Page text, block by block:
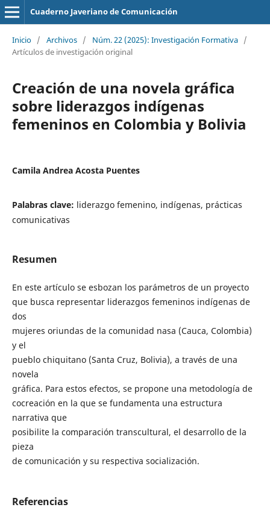
Cuaderno Javeriano de Comunicación
Inicio / Archivos / Núm. 22 (2025): Investigación Formativa /
Artículos de investigación original
Creación de una novela gráfica
sobre liderazgos indígenas
femeninos en Colombia y Bolivia
Camila Andrea Acosta Puentes
Palabras clave: liderazgo femenino, indígenas, prácticas
comunicativas
Resumen
En este artículo se esbozan los parámetros de un proyecto
que busca representar liderazgos femeninos indígenas de
dos
mujeres oriundas de la comunidad nasa (Cauca, Colombia)
y el
pueblo chiquitano (Santa Cruz, Bolivia), a través de una
novela
gráfica. Para estos efectos, se propone una metodología de
cocreación en la que se fundamenta una estructura
narrativa que
posibilite la comparación transcultural, el desarrollo de la
pieza
de comunicación y su respectiva socialización.
Referencias